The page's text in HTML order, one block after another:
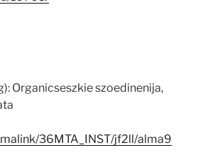
Organicseszkie szoedinenija,
36MTA_INST/jf2ll/alma9